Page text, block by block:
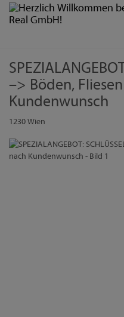
–> Böden,
Kundenwunsch
1230 Wien